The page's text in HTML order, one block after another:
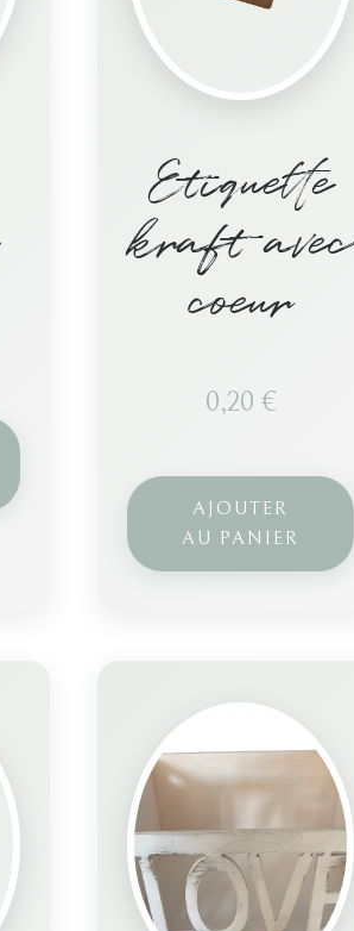
Etiquette
kraft avec
coeur
0,20 €
AJOUTER
AU PANIER